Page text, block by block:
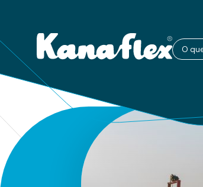
O